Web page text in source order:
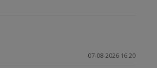
07-08-2026 16:20